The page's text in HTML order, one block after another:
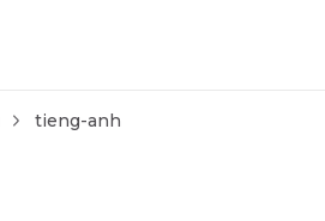
tieng-anh